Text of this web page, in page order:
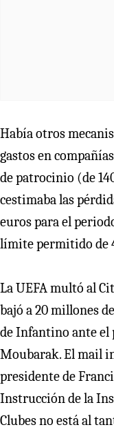
Había otros
gastos en
de patrocinio (de
cestimaba las
euros para el
límite permitido de
La UEFA multó al
bajó a 20 millones
de Infantino ante el
Moubarak. El mail
presidente de
Instrucción de la
Clubes no está al